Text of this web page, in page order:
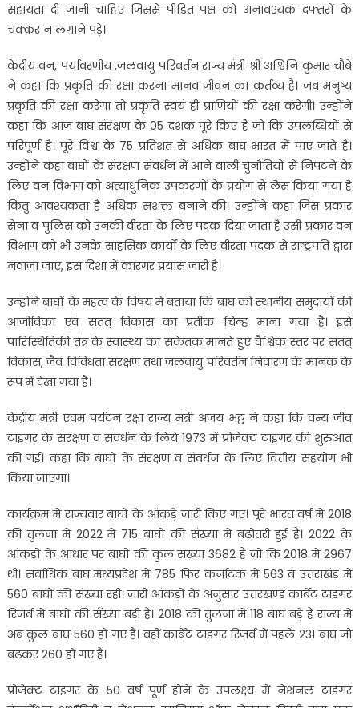
सहायता दी जानी चाहिए जिससे पीड़ित पक्ष को अनावश्यक दफ्तरों के
चक्कर न लगाने पड़े।
केंद्रीय वन, पर्यावरणीय ,जलवायु परिवर्तन राज्य मंत्री श्री अश्विनि कुमार चौबे
ने कहा कि प्रकृति की रक्षा करना मानव जीवन का कर्तव्य है। जब मनुष्य
प्रकृति की रक्षा करेगा तो प्रकृति स्वयं ही प्राणियों की रक्षा करेगी। उन्होंने
कहा कि आज बाघ संरक्षण के 05 दशक पूरे किए हैं जो कि उपलब्धियों से
परिपूर्ण है। पूरे विश्व के 75 प्रतिशत से अधिक बाघ भारत में पाए जाते है।
उन्होंने कहा बाघों के संरक्षण संवर्धन में आने वाली चुनौतियों से निपटने के
लिए वन विभाग को अत्याधुनिक उपकरणों के प्रयोग से लैस किया गया है
किंतु आवश्यकता है अधिक सशक्त बनाने की। उन्होंने कहा जिस प्रकार
सेना व पुलिस को उनकी वीरता के लिए पदक दिया जाता है उसी प्रकार वन
विभाग को भी उनके साहसिक कार्यों के लिए वीरता पदक से राष्ट्रपति द्वारा
नवाजा जाए, इस दिशा में कारगर प्रयास जारी है।
उन्होंने बाघों के महत्व के विषय मे बताया कि बाघ को स्थानीय समुदायों की
आजीविका एवं सतत् विकास का प्रतीक चिन्ह माना गया है। इसे
पारिस्थितिकी तंत्र के स्वास्थ्य का संकेतक मानते हुए वैश्विक स्तर पर सतत्
विकास, जैव विविधता संरक्षण तथा जलवायु परिवर्तन निवारण के मानक के
रूप में देखा गया है।
केंद्रीय मंत्री एवम पर्यटन रक्षा राज्य मंत्री अजय भट्ट ने कहा कि वन्य जीव
टाइगर के संरक्षण व संवर्धन के लिये 1973 में प्रोजेक्ट टाइगर की शुरुआत
की गई। कहा कि बाघों के संरक्षण व संवर्धन के लिए वित्तीय सहयोग भी
किया जाएगा।
कार्यक्रम में राज्यवार बाघों के आंकड़े जारी किए गए। पूरे भारत वर्ष में 2018
की तुलना में 2022 में 715 बाघों की संख्या में बढ़ोतरी हुई है। 2022 के
आंकड़ों के आधार पर बाघों की कुल संख्या 3682 है जो कि 2018 में 2967
थी। सर्वाधिक बाघ मध्यप्रदेश में 785 फिर कर्नाटक में 563 व उत्तराखंड में
560 बाघों की संख्या रही। जारी आंकड़ों के अनुसार उत्तरखण्ड कार्बेट टाइगर
रिजर्व में बाघों की सँख्या बड़ी है। 2018 की तुलना में 118 बाघ बड़े है राज्य में
अब कुल बाघ 560 हो गए है। वहीं कार्बेट टाइगर रिजर्व में पहले 231 बाघ जो
बढ़कर 260 हो गए है।
प्रोजेक्ट टाइगर के 50 वर्ष पूर्ण होने के उपलक्ष्य में नेशनल टाइगर